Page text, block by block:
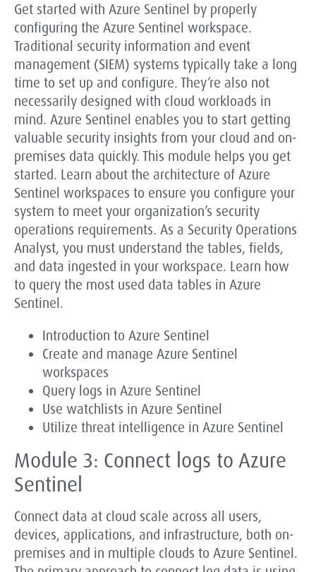
Get started with Azure Sentinel by properly
configuring the Azure Sentinel workspace.
Traditional security information and event
management (SIEM) systems typically take a long
time to set up and configure. They’re also not
necessarily designed with cloud workloads in
mind. Azure Sentinel enables you to start getting
valuable security insights from your cloud and on-
premises data quickly. This module helps you get
started. Learn about the architecture of Azure
Sentinel workspaces to ensure you configure your
system to meet your organization’s security
operations requirements. As a Security Operations
Analyst, you must understand the tables, fields,
and data ingested in your workspace. Learn how
to query the most used data tables in Azure
Sentinel.
Introduction to Azure Sentinel
Create and manage Azure Sentinel
workspaces
Query logs in Azure Sentinel
Use watchlists in Azure Sentinel
Utilize threat intelligence in Azure Sentinel
Module 3: Connect logs to Azure
Sentinel
Connect data at cloud scale across all users,
devices, applications, and infrastructure, both on-
premises and in multiple clouds to Azure Sentinel.